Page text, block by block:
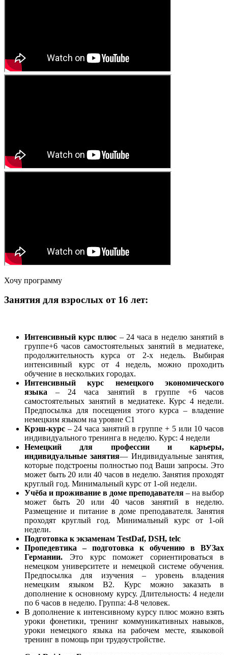
Хочу программу
Занятия для взрослых от 16 лет:
Интенсивный курс плюс – 24 часа в неделю занятий в
группе+6 часов самостоятельных занятий в медиатеке,
продолжительность курса от 2-х недель. Выбирая
интенсивный курс от 4 недель, можно проходить
обучение в нескольких городах.
Интенсивный курс немецкого экономического
языка – 24 часа занятий в группе +6 часов
самостоятельных занятий в медиатеке. Курс 4 недели.
Предпосылка для посещения этого курса – владение
немецким языком на уровне С1
Крэш-курс – 24 часа занятий в группе + 5 или 10 часов
индивидуального тренинга в неделю. Курс: 4 недели
Немецкий для профессии и карьеры,
индивидуальные занятия— Индивидуальные занятия,
которые подстроены полностью под Ваши запросы. Это
может быть 20 или 40 часов в неделю. Занятия проходят
круглый год. Минимальный курс от 1-ой недели.
Учёба и проживание в доме преподавателя – на выбор
может быть 20 или 40 часов занятий в неделю.
Размещение и питание в доме преподавателя. Занятия
проходят круглый год. Минимальный курс от 1-ой
недели.
Подготовка к экзаменам TestDaf, DSH, telc
Пропедевтика – подготовка к обучению в ВУЗах
Германии. Это курс поможет сориентироваться в
немецком университете и немецкой системе обучения.
Предпосылка для изучения – уровень владения
немецким языком В2. Курс можно заказать в
дополнение к основному курсу. Длительность: 4 недели
по 6 часов в неделю. Группа: 4-8 человек.
В дополнение к интенсивному курсу плюс можно взять
уроки фонетики, тренинг коммуникативных навыков,
уроки немецкого языка на рабочем месте, языковой
тренинг в помощь при трудоустройстве.